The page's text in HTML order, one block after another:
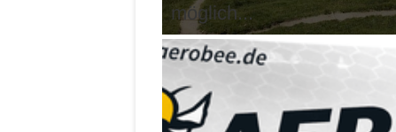
möglich...